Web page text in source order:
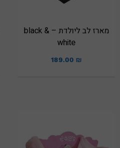
מארז לב ליולדת – black &
white
189.00 ₪